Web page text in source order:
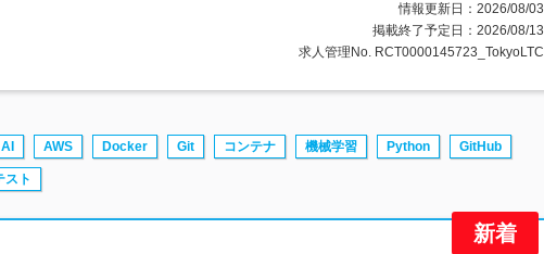
情報更新日：2026/08/03
掲載終了予定日：2026/08/13
求人管理No. RCT0000145723_TokyoLTC
AI AWS Docker Git コンテナ 機械学習 Python GitHub
スト